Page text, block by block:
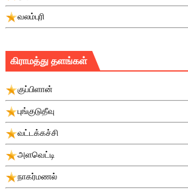
வலம்புரி
கிராமத்து தளங்கள்
குப்பிளான்
புங்குடுதீவு
வட்டக்கச்சி
அளவெட்டி
நாகர்மணல்